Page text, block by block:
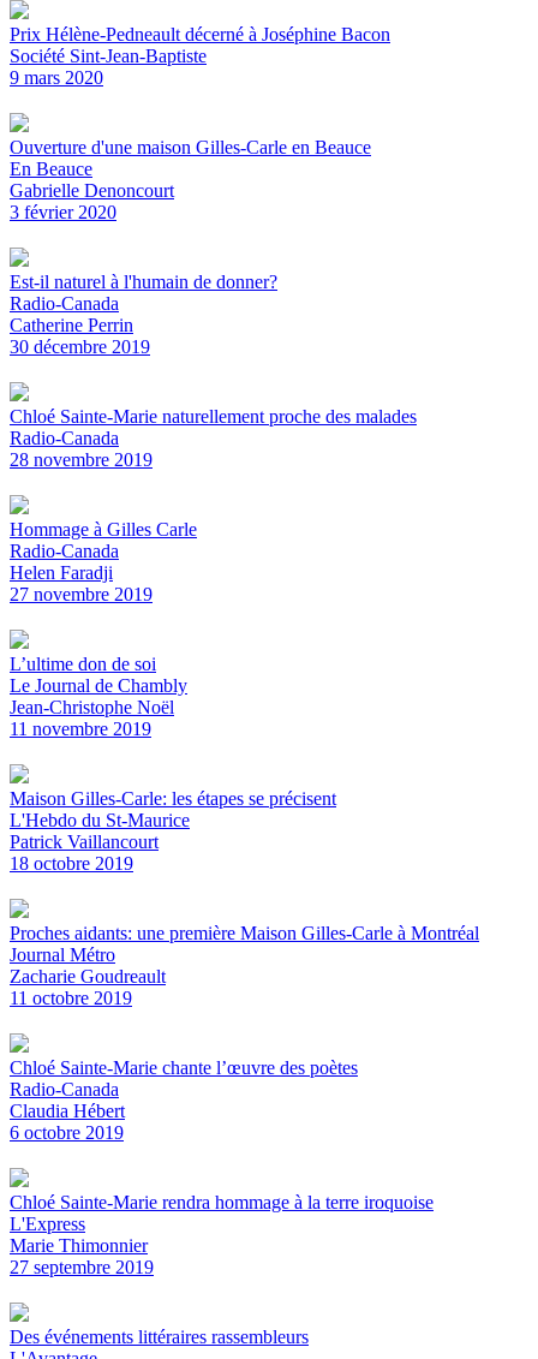
Prix Hélène-Pedneault décerné à Joséphine Bacon
Société Sint-Jean-Baptiste
9 mars 2020
Ouverture d'une maison Gilles-Carle en Beauce
En Beauce
Gabrielle Denoncourt
3 février 2020
Est-il naturel à l'humain de donner?
Radio-Canada
Catherine Perrin
30 décembre 2019
Chloé Sainte-Marie naturellement proche des malades
Radio-Canada
28 novembre 2019
Hommage à Gilles Carle
Radio-Canada
Helen Faradji
27 novembre 2019
L’ultime don de soi
Le Journal de Chambly
Jean-Christophe Noël
11 novembre 2019
Maison Gilles-Carle: les étapes se précisent
L'Hebdo du St-Maurice
Patrick Vaillancourt
18 octobre 2019
Proches aidants: une première Maison Gilles-Carle à Montréal
Journal Métro
Zacharie Goudreault
11 octobre 2019
Chloé Sainte-Marie chante l’œuvre des poètes
Radio-Canada
Claudia Hébert
6 octobre 2019
Chloé Sainte-Marie rendra hommage à la terre iroquoise
L'Express
Marie Thimonnier
27 septembre 2019
Des événements littéraires rassembleurs